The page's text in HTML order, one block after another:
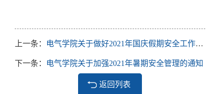
上一条： 电气学院关于做好2021年国庆假期安全工作的通知
下一条： 电气学院关于加强2021年暑期安全管理的通知
返回列表